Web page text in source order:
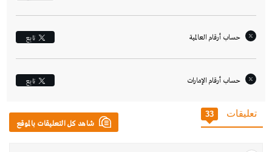
حساب أرقام العالمية تابِع
حساب أرقام الإمارات‎ تابِع
شاهد كل التعليقات بالموقع
تعليقات 33